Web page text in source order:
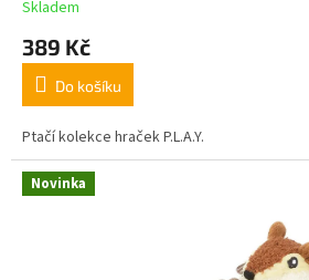
Skladem
389 Kč
Do košíku
Ptačí kolekce hraček P.L.A.Y.
Novinka